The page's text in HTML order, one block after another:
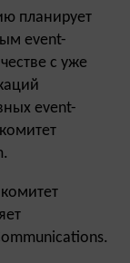
планирует
event-
с уже
event-